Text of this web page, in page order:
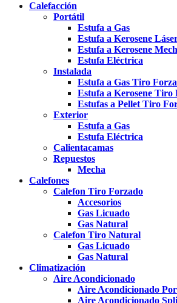
Calefacción
Portátil
Estufa a Gas
Estufa a Kerosene
Estufa a Kerosene
Estufa Eléctrica
Instalada
Estufa a Gas Tiro
Estufa a Kerosene Tiro
Estufas a Pellet Tiro
Exterior
Estufa a Gas
Estufa Eléctrica
Calientacamas
Repuestos
Mecha
Calefones
Calefon Tiro Forzado
Accesorios
Gas Licuado
Gas Natural
Calefon Tiro Natural
Gas Licuado
Gas Natural
Climatización
Aire Acondicionado
Aire Acondicionado
Aire Acondicionado